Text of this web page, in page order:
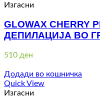
Изгасни
GLOWAX CHERRY
ДЕПИЛАЦИЈА ВО
510 ден
Додади во кошничка
Quick View
Изгасни